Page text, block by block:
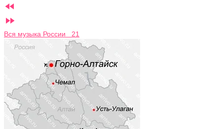


Вся музыка России 21